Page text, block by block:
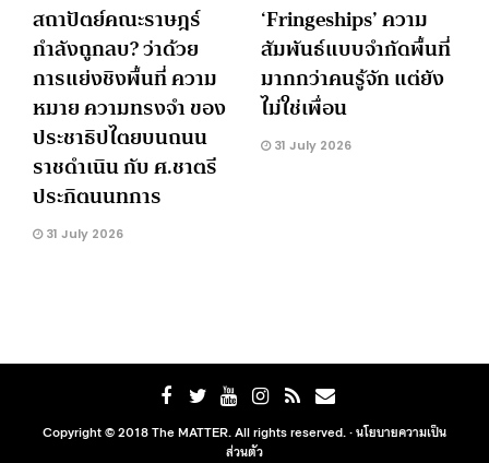
สถาปัตย์คณะราษฎร์
กำลังถูกลบ? ว่าด้วย
การแย่งชิงพื้นที่ ความ
หมาย ความทรงจำ ของ
ประชาธิปไตยบนถนน
ราชดำเนิน กับ ศ.ชาตรี
ประกิตนนทการ
31 July 2026
‘Fringeships’ ความ
สัมพันธ์แบบจำกัดพื้นที่
มากกว่าคนรู้จัก แต่ยัง
ไม่ใช่เพื่อน
31 July 2026
Copyright © 2018 The MATTER. All rights reserved. ·นโยบายความเป็น
ส่วนตัว